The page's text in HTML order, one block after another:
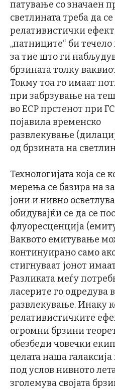
патување со значаен
светлината треба да се
релативистички
„патниците“ би
за тие што ги
брзината толку
Токму тоа го имаат
при забрзување на
во ЕСР прстенот при
појавила временско
развлекување
од брзината на
Технологијата која се
мерења се базира на
јони и нивно
обидувајќи се да се
флуорeсценција
Ваквото емитување
континуирано само
стигнуваат јонот
Разликата меѓу
ласерите го одредува
развлекување. Инаку
релативистичките
огромни брзини
обезбеди човечки
целата наша
под услов нивното
зголемува својата